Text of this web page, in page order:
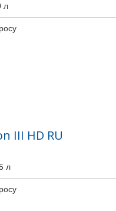
л
III HD RU
л